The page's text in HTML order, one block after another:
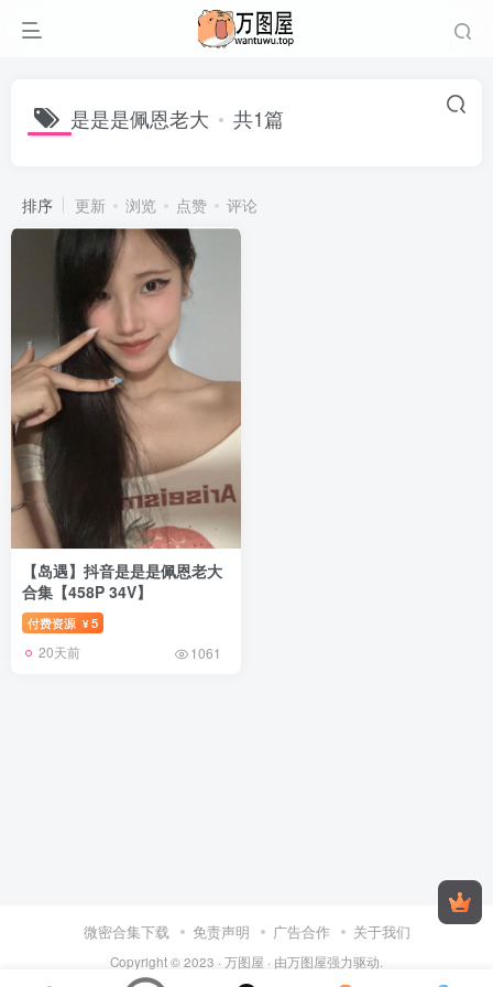
是是是佩恩老大 共1篇
排序 更新 浏览 点赞 评论
【岛遇】抖音是是是佩恩老大
合集【458P 34V】
付费资源 ¥5
20天前 1061
微密合集下载 免责声明 广告合作 关于我们
Copyright © 2023 · 万图屋 · 由万图屋强力驱动.